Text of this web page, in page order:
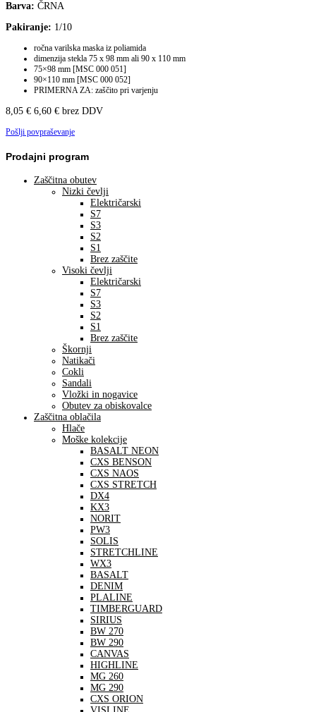
Barva: ČRNA
Pakiranje: 1/10
ročna varilska maska iz poliamida
dimenzija stekla 75 x 98 mm ali 90 x 110 mm
75×98 mm [MSC 000 051]
90×110 mm [MSC 000 052]
PRIMERNA ZA: zaščito pri varjenju
8,05 € 6,60 € brez DDV
Pošlji povpraševanje
Prodajni program
Zaščitna obutev
Nizki čevlji
Električarski
S7
S3
S2
S1
Brez zaščite
Visoki čevlji
Električarski
S7
S3
S2
S1
Brez zaščite
Škornji
Natikači
Cokli
Sandali
Vložki in nogavice
Obutev za obiskovalce
Zaščitna oblačila
Hlače
Moške kolekcije
BASALT NEON
CXS BENSON
CXS NAOS
CXS STRETCH
DX4
KX3
NORIT
PW3
SOLIS
STRETCHLINE
WX3
BASALT
DENIM
PLALINE
TIMBERGUARD
SIRIUS
BW 270
BW 290
CANVAS
HIGHLINE
MG 260
MG 290
CXS ORION